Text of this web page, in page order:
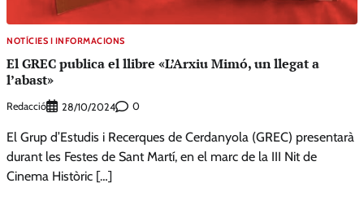
NOTÍCIES I INFORMACIONS
El GREC publica el llibre «L’Arxiu Mimó, un llegat a
l’abast»
Redacció 28/10/2024 0
El Grup d’Estudis i Recerques de Cerdanyola (GREC) presentarà
durant les Festes de Sant Martí, en el marc de la III Nit de
Cinema Històric […]